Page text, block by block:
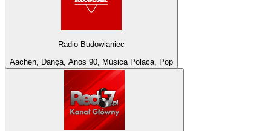
Radio Budowlaniec
Aachen, Dança, Anos 90, Música Polaca, Pop